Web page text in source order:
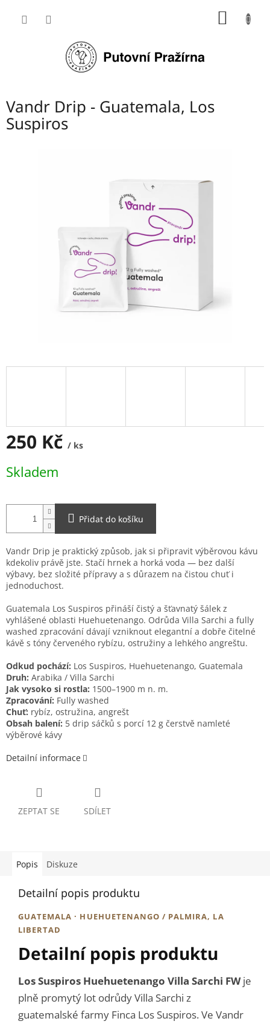
Vandr Drip - Guatemala, Los
Suspiros
250 Kč / ks
cena:
Skladem
Přidat do košíku
Vandr Drip je praktický způsob, jak si připravit výběrovou kávu
kdekoliv právě jste. Stačí hrnek a horká voda — bez další
výbavy, bez složité přípravy a s důrazem na čistou chuť i
jednoduchost.
Guatemala Los Suspiros přináší čistý a šťavnatý šálek z
vyhlášené oblasti Huehuetenango. Odrůda Villa Sarchi a fully
washed zpracování dávají vzniknout elegantní a dobře čitelné
kávě s tóny červeného rybízu, ostružiny a lehkého angreštu.
Odkud pochází: Los Suspiros, Huehuetenango, Guatemala
Druh: Arabika / Villa Sarchi
Jak vysoko si rostla: 1500–1900 m n. m.
Zpracování: Fully washed
Chuť: rybíz, ostružina, angrešt
Obsah balení: 5 drip sáčků s porcí 12 g čerstvě namleté
výběrové kávy
Detailní informace
ZEPTAT SE SDÍLET
Popis Diskuze
Detailní popis produktu
GUATEMALA · HUEHUETENANGO / PALMIRA, LA
LIBERTAD
Detailní popis produktu
Los Suspiros Huehuetenango Villa Sarchi FWje
plně promytý lot odrůdy Villa Sarchi z
guatemalské farmy Finca Los Suspiros. Ve Vandr